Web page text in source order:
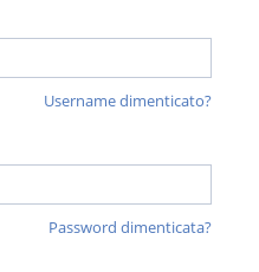
Username dimenticato?
Password dimenticata?